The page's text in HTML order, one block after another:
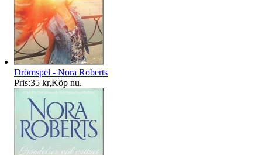
Drömspel - Nora Roberts
Pris:35 kr,Köp nu.